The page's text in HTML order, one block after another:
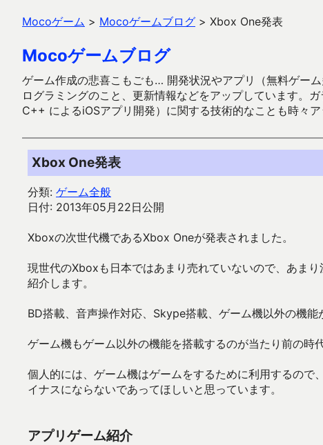
Mocoゲーム > Mocoゲームブログ > Xbox One発表
Mocoゲームブログ
ゲーム作成の悲喜こもごも… 開発状況やアプリ（無料ゲー
ログラミングのこと、更新情報などをアップしています
C++ によるiOSアプリ開発）に関する技術的なことも時々ア
Xbox One発表
分類: ゲーム全般
日付: 2013年05月22日公開
Xboxの次世代機であるXbox Oneが発表されました。
現世代のXboxも日本ではあまり売れていないので、あま
紹介します。
BD搭載、音声操作対応、Skype搭載、ゲーム機以外の機能
ゲーム機もゲーム以外の機能を搭載するのが当たり前の時
個人的には、ゲーム機はゲームをするために利用するの
イナスにならないであってほしいと思っています。
アプリゲーム紹介